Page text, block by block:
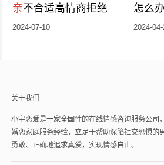
亲不合适高情商拒绝
2024-07-10
怎么办
怎么继
2024-
关于我们
小宇恋爱是一家全国性的在线情感咨询服务公司
婚恋家庭服务经验，立足于帮助深陷社交恐惧的
勇敢、正确地追求真爱，实现情感自由。